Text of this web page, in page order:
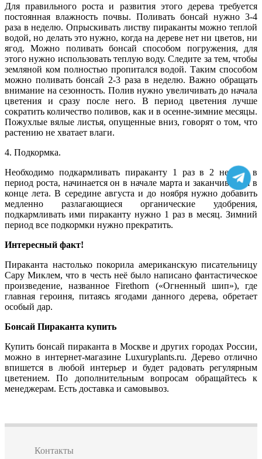
Для правильного роста и развития этого дерева требуется
постоянная влажность почвы. Поливать бонсай нужно 3-4
раза в неделю. Опрыскивать листву пираканты можно теплой
водой, но делать это нужно, когда на дереве нет ни цветов, ни
ягод. Можно поливать бонсай способом погружения, для
этого нужно использовать теплую воду. Следите за тем, чтобы
земляной ком полностью пропитался водой. Таким способом
можно поливать бонсай 2-3 раза в неделю. Важно обращать
внимание на сезонность. Полив нужно увеличивать до начала
цветения и сразу после него. В период цветения лучше
сократить количество поливов, как и в осенне-зимние месяцы.
Пожухлые вялые листья, опущенные вниз, говорят о том, что
растению не хватает влаги.
4. Подкормка.
Необходимо подкармливать пираканту 1 раз в 2 недели в
период роста, начинается он в начале марта и заканчивается в
конце лета. В середине августа и до ноября нужно добавить
медленно разлагающиеся органические удобрения,
подкармливать ими пираканту нужно 1 раз в месяц. Зимний
период все подкормки нужно прекратить.
Интересный факт!
Пираканта настолько покорила американскую писательницу
Сару Миклем, что в честь неё было написано фантастическое
произведение, названное Firethorn («Огненный шип»), где
главная героиня, питаясь ягодами данного дерева, обретает
особый дар.
Бонсай Пираканта купить
Купить бонсай пираканта в Москве и других городах России,
можно в интернет-магазине Luxuryplants.ru. Дерево отлично
впишется в любой интерьер и будет радовать регулярным
цветением. По дополнительным вопросам обращайтесь к
менеджерам. Есть доставка и самовывоз.
Контакты